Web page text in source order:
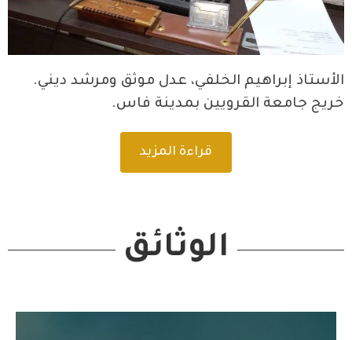
الأستاذ إبراهيم الخلفي، عدل موثق ومرشد ديني.
خريج جامعة القرويين بمدينة فاس.
قراءة المزيد
الوثائق